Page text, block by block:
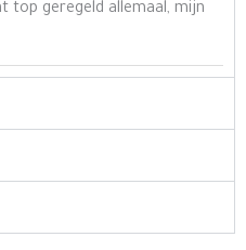
top geregeld allemaal, mijn